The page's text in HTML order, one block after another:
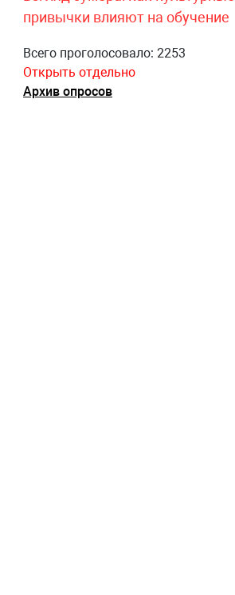
привычки влияют на обучение
Всего проголосовало: 2253
Открыть отдельно
Архив опросов